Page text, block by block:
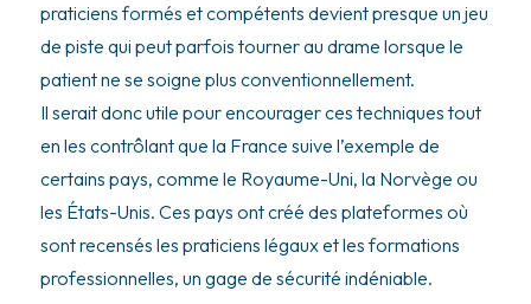
praticiens formés et compétents devient presque un jeu
de piste qui peut parfois tourner au drame lorsque le
patient ne se soigne plus conventionnellement.
Il serait donc utile pour encourager ces techniques tout
en les contrôlant que la France suive l’exemple de
certains pays, comme le Royaume-Uni, la Norvège ou
les États-Unis. Ces pays ont créé des plateformes où
sont recensés les praticiens légaux et les formations
professionnelles, un gage de sécurité indéniable.